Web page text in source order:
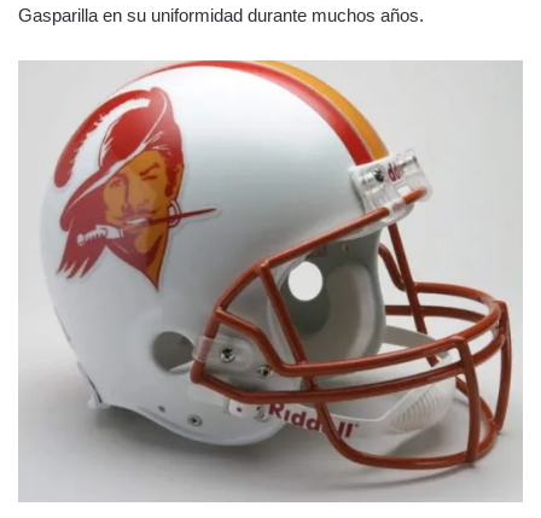
Gasparilla en su uniformidad durante muchos años.